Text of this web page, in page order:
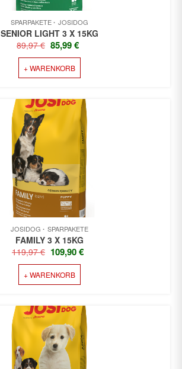
SPARPAKETE JOSIDOG
SENIOR LIGHT 3 X 15KG
89,97€ URSPRÜNGLICHER
PREIS
WAR:
89,97 €
85,99€
+ WARENKORB
JOSIDOG SPARPAKETE
FAMILY 3 X 15KG
119,97€ URSPRÜNGLICHER
PREIS
WAR:
119,97 €
109,90€
+ WARENKORB